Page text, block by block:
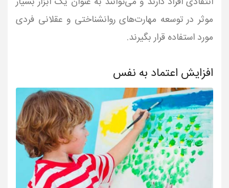
موثر در توسعه مهارت‌های روانشناختی و عقلانی فردی
مورد استفاده قرار بگیرند.
افزایش اعتماد به نفس